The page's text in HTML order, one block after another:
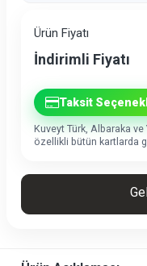
Ürün Fiyatı
İndirimli Fiyatı
Taksit
Kuveyt Türk, Albaraka ve
özellikli bütün kartlarda